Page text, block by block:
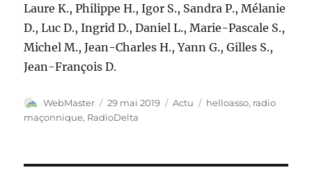
Laure K., Philippe H., Igor S., Sandra P., Mélanie
D., Luc D., Ingrid D., Daniel L., Marie-Pascale S.,
Michel M., Jean-Charles H., Yann G., Gilles S.,
Jean-François D.
Auteur
WebMaster
Publié
le
29 mai 2019 Catégories
Actu Étiquettes
helloasso, radio
maçonnique, RadioDelta